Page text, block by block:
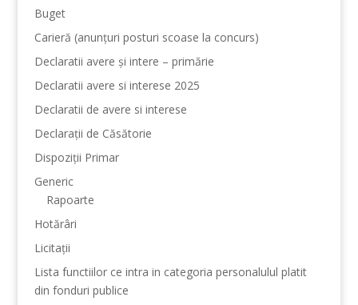
Buget
Carieră (anunțuri posturi scoase la concurs)
Declaratii avere și intere – primărie
Declaratii avere si interese 2025
Declaratii de avere si interese
Declarații de Căsătorie
Dispoziții Primar
Generic
Rapoarte
Hotărâri
Licitații
Lista functiilor ce intra in categoria personalulul platit
din fonduri publice